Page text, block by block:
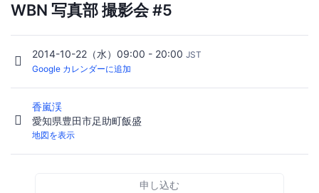
WBN 写真部 撮影会 #5
2014-10-22（水）09:00 - 20:00 JST
Google カレンダーに追加
香嵐渓
愛知県豊田市足助町飯盛
地図を表示
申し込む